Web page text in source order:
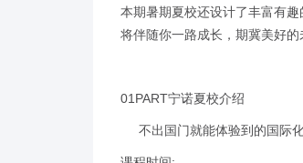
本期暑期夏校还设计了丰富有
将伴随你一路成长，期冀美好
01PART宁诺夏校介绍
不出国门就能体验到的国际